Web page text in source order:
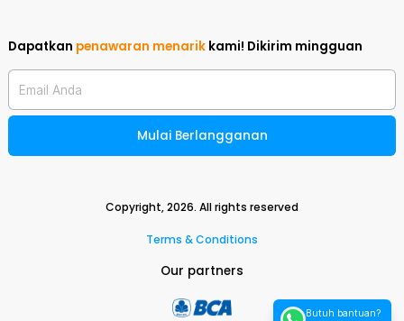
Dapatkan penawaran menarik kami! Dikirim mingguan
Email Anda
Mulai Berlangganan
Copyright,2026. All rights reserved
Terms & Conditions
Our partners
Butuh bantuan?